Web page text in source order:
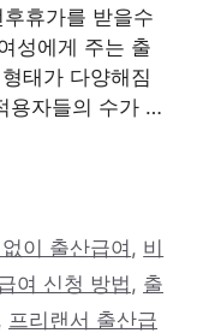
휴가를 받을수
성에게 주는 출
태가 다양해짐
용자들의 수가 …
이 출산급여 , 비
여 신청 방법, 출
, 프리랜서 출산급